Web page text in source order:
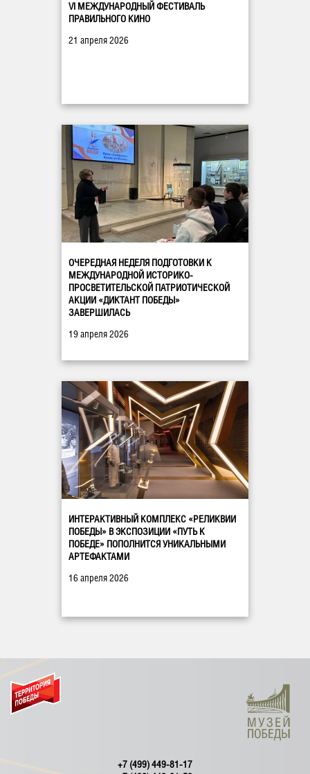
VI МЕЖДУНАРОДНЫЙ ФЕСТИВАЛЬ
ПРАВИЛЬНОГО КИНО
21 апреля 2026
ОЧЕРЕДНАЯ НЕДЕЛЯ ПОДГОТОВКИ К
МЕЖДУНАРОДНОЙ ИСТОРИКО-
ПРОСВЕТИТЕЛЬСКОЙ ПАТРИОТИЧЕСКОЙ
АКЦИИ «ДИКТАНТ ПОБЕДЫ»
ЗАВЕРШИЛАСЬ
19 апреля 2026
ИНТЕРАКТИВНЫЙ КОМПЛЕКС «РЕЛИКВИИ
ПОБЕДЫ» В ЭКСПОЗИЦИИ «ПУТЬ К
ПОБЕДЕ» ПОПОЛНИТСЯ УНИКАЛЬНЫМИ
АРТЕФАКТАМИ
16 апреля 2026
+7 (499) 449-81-17